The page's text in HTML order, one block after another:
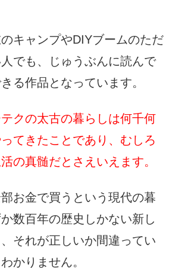
キャンプやDIYブームのただ
でも、じゅうぶんに読んで
る作品となっています。
テクの太古の暮らしは何千何
てきたことであり、むしろ
の真髄だとさえいえます。
お金で買うという現代の暮
数百年の歴史しかない新し
それが正しいか間違ってい
かりません。